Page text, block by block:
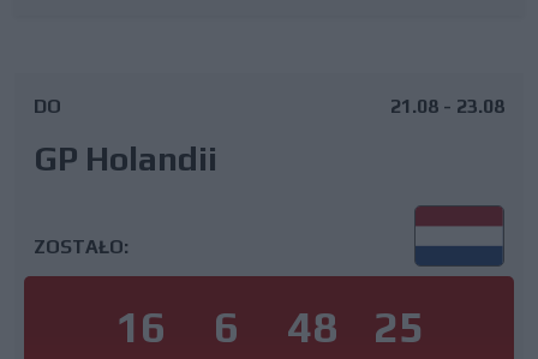
DO
GP Holandii
21.08 - 23.08
ZOSTAŁO:
16 6 48 24